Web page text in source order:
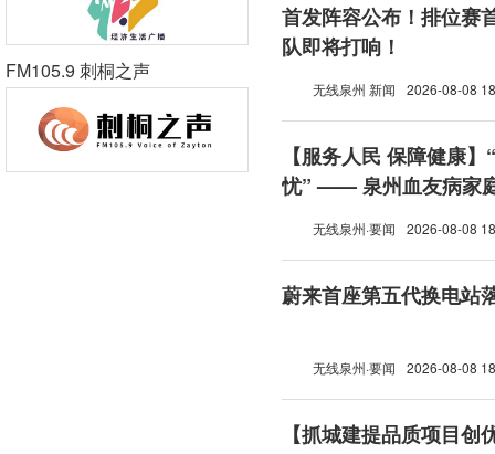
FM105.9 刺桐之声
首发阵容公布！排位赛
队即将打响！
无线泉州 新闻 2026-08-08
【服务人民 保障健康
忧” —— 泉州血友病家
无线泉州·要闻 2026-08-08
蔚来首座第五代换电站
无线泉州·要闻 2026-08-08
【抓城建提品质项目创